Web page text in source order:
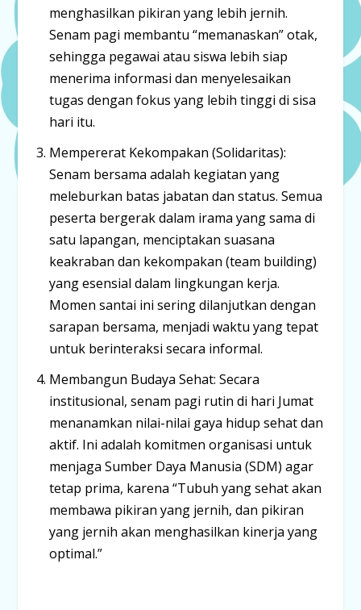
menghasilkan pikiran yang lebih jernih.
Senam pagi membantu “memanaskan” otak,
sehingga pegawai atau siswa lebih siap
menerima informasi dan menyelesaikan
tugas dengan fokus yang lebih tinggi di sisa
hari itu.
Mempererat Kekompakan (Solidaritas):
Senam bersama adalah kegiatan yang
meleburkan batas jabatan dan status. Semua
peserta bergerak dalam irama yang sama di
satu lapangan, menciptakan suasana
keakraban dan kekompakan (team building)
yang esensial dalam lingkungan kerja.
Momen santai ini sering dilanjutkan dengan
sarapan bersama, menjadi waktu yang tepat
untuk berinteraksi secara informal.
Membangun Budaya Sehat: Secara
institusional, senam pagi rutin di hari Jumat
menanamkan nilai-nilai gaya hidup sehat dan
aktif. Ini adalah komitmen organisasi untuk
menjaga Sumber Daya Manusia (SDM) agar
tetap prima, karena “Tubuh yang sehat akan
membawa pikiran yang jernih, dan pikiran
yang jernih akan menghasilkan kinerja yang
optimal.”